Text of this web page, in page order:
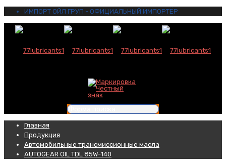
ИМПОРТ ОЙЛ ГРУП - ОФИЦИАЛЬНЫЙ ИМПОРТЁР
Главная
Продукция
Автомобильные трансмиссионные масла
AUTOGEAR OIL TDL 85W-140